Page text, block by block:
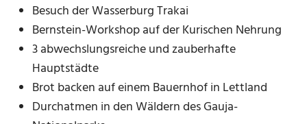
Besuch der Wasserburg Trakai
Bernstein-Workshop auf der Kurischen Nehrung
3 abwechslungsreiche und zauberhafte
Hauptstädte
Brot backen auf einem Bauernhof in Lettland
Durchatmen in den Wäldern des Gauja-